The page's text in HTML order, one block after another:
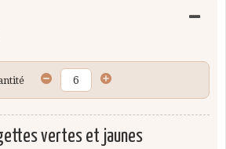
vertes et jaunes